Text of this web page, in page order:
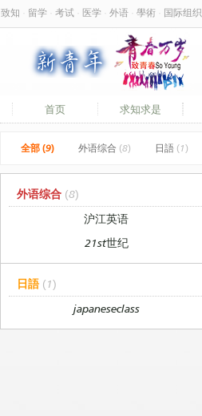
致知 留学 考试 医学 外语 學術 国际组织
首页 求知求是
全部 (9) 外语综合 (8) 日語 (1)
外语综合 (8)
沪江英语
21st世纪
日語 (1)
japaneseclass